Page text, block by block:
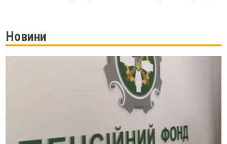
Новини